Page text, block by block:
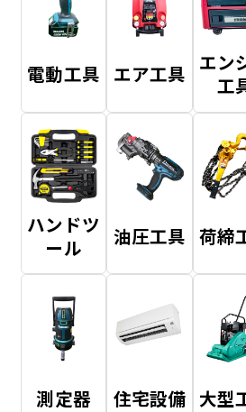
電動工具 エア工具 エン
工
ハンドツ
ール
油圧工具 荷締
測定器 住宅設備 大型